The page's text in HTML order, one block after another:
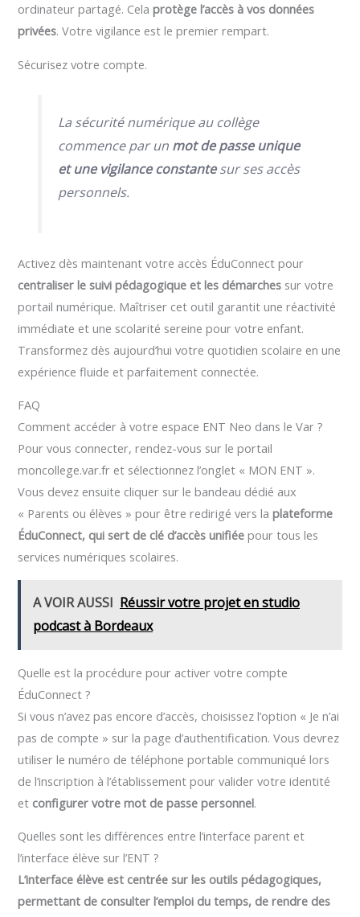
ordinateur partagé. Celaprotège l’accès à vos données
privées. Votre vigilance est le premier rempart.
Sécurisez votre compte.
La sécurité numérique au collège
commence par un mot de passe unique
et une vigilance constantesur ses accès
personnels.
Activez dès maintenant votre accès ÉduConnect pour
centraliser le suivi pédagogique et les démarches sur votre
portail numérique. Maîtriser cet outil garantit une réactivité
immédiate et une scolarité sereine pour votre enfant.
Transformez dès aujourd’hui votre quotidien scolaire en une
expérience fluide et parfaitement connectée.
FAQ
Comment accéder à votre espace ENT Neo dans le Var ?
Pour vous connecter, rendez-vous sur le portail
moncollege.var.fr et sélectionnez l’onglet « MON ENT ».
Vous devez ensuite cliquer sur le bandeau dédié aux
« Parents ou élèves » pour être redirigé vers laplateforme
ÉduConnect, qui sert de clé d’accès unifiée pour tous les
services numériques scolaires.
A VOIR AUSSI Réussir votre projet en studio
podcast à Bordeaux
Quelle est la procédure pour activer votre compte
ÉduConnect ?
Si vous n’avez pas encore d’accès, choisissez l’option « Je n’ai
pas de compte » sur la page d’authentification. Vous devrez
utiliser le numéro de téléphone portable communiqué lors
de l’inscription à l’établissement pour valider votre identité
et configurer votre mot de passe personnel.
Quelles sont les différences entre l’interface parent et
l’interface élève sur l’ENT ?
L’interface élève est centrée sur les outils pédagogiques,
permettant de consulter l’emploi du temps, de rendre des